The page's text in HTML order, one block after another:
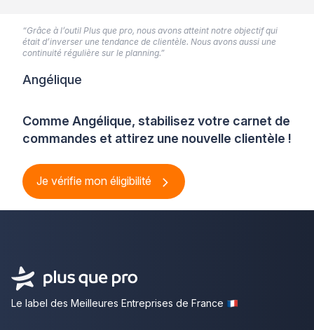
Comme Angélique, stabilisez votre carnet de
commandes et attirez une nouvelle clientèle !
Je vérifie mon éligibilité
“Grâce à l’outil Plus que pro, nous avons atteint notre objectif qui
était d’inverser une tendance de clientèle. Nous avons aussi une
continuité régulière sur le planning.”
Angélique
Le label des Meilleures Entreprises de France